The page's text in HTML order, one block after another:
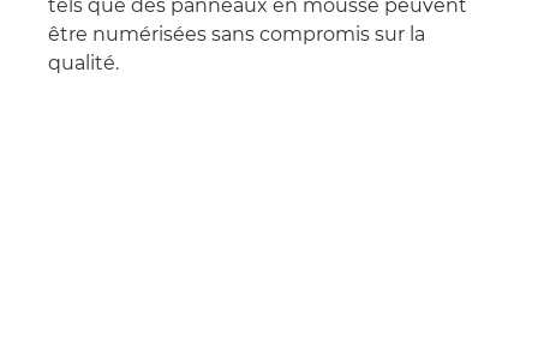
tels que des panneaux en mousse peuvent
être numérisées sans compromis sur la
qualité.